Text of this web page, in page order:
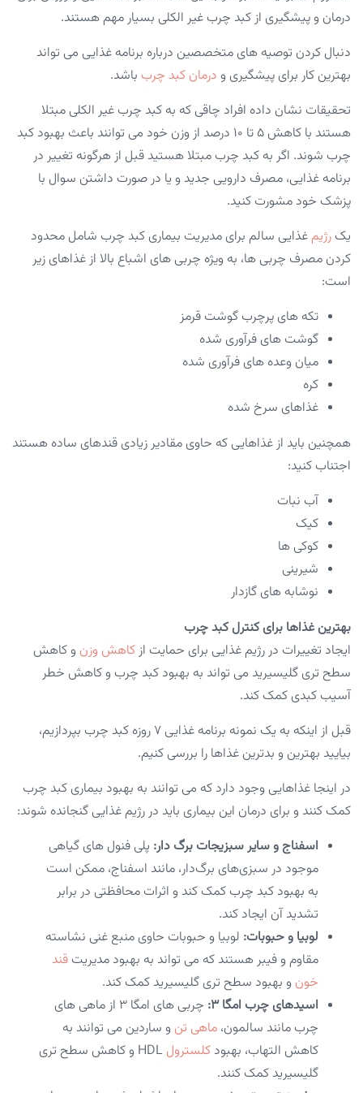
درمان و پیشگیری از کبد چرب غیر الکلی بسیار مهم هستند.
دنبال کردن توصیه های متخصصین درباره برنامه غذایی می تواند
بهترین کار برای پیشگیری و درمان کبد چرب باشد.
تحقیقات نشان داده افراد چاقی که به کبد چرب غیر الکلی مبتلا
هستند با کاهش ۵ تا ۱۰ درصد از وزن خود می توانند باعث بهبود کبد
چرب شوند. اگر به کبد چرب مبتلا هستید قبل از هرگونه تغییر در
برنامه غذایی، مصرف دارویی جدید و یا در صورت داشتن سوال با
پزشک خود مشورت کنید.
یک رژیم غذایی سالم برای مدیریت بیماری کبد چرب شامل محدود
کردن مصرف چربی ها، به ویژه چربی های اشباع بالا از غذاهای زیر
است:
تکه های پرچرب گوشت قرمز
گوشت های فرآوری شده
میان وعده های فرآوری شده
کره
غذاهای سرخ شده
همچنین باید از غذاهایی که حاوی مقادیر زیادی قندهای ساده هستند
اجتناب کنید:
آب نبات
کیک
کوکی ها
شیرینی
نوشابه های گازدار
بهترین غذاها برای کنترل کبد چرب
ایجاد تغییرات در رژیم غذایی برای حمایت از کاهش وزن و کاهش
سطح تری گلیسیرید می تواند به بهبود کبد چرب و کاهش خطر
آسیب کبدی کمک کند.
قبل از اینکه به یک نمونه برنامه غذایی ۷ روزه کبد چرب بپردازیم،
بیایید بهترین و بدترین غذاها را بررسی کنیم.
در اینجا غذاهایی وجود دارد که می توانند به بهبود بیماری کبد چرب
کمک کنند و برای درمان این بیماری باید در رژیم غذایی گنجانده شوند:
اسفناج و سایر سبزیجات برگ دار: پلی فنول های گیاهی
موجود در سبزی‌های برگ‌دار، مانند اسفناج، ممکن است
به بهبود کبد چرب کمک کند و اثرات محافظتی در برابر
تشدید آن ایجاد کند.
لوبیا و حبوبات: لوبیا و حبوبات حاوی منبع غنی نشاسته
مقاوم و فیبر هستند که می تواند به بهبود مدیریت قند
خون و بهبود سطح تری گلیسیرید کمک کند.
اسیدهای چرب امگا ۳:
چربی های امگا ۳ از ماهی های
چرب مانند سالمون، ماهی تن و ساردین می توانند به
کاهش التهاب، بهبود کلسترول
HDL و کاهش سطح تری
گلیسیرید کمک کنند.